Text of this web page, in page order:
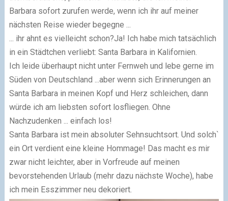
Barbara sofort zurufen werde, wenn ich ihr auf meiner
nächsten Reise wieder begegne ...
... ihr ahnt es vielleicht schon?Ja! Ich habe mich tatsächlich
in ein Städtchen verliebt: Santa Barbara in Kalifornien.
Ich leide überhaupt nicht unter Fernweh und lebe gerne im
Süden von Deutschland ...aber wenn sich Erinnerungen an
Santa Barbara in meinen Kopf und Herz schleichen, dann
würde ich am liebsten sofort losfliegen. Ohne
Nachzudenken ... einfach los!
Santa Barbara ist mein absoluter Sehnsuchtsort. Und solch`
ein Ort verdient eine kleine Hommage! Das macht es mir
zwar nicht leichter, aber in Vorfreude auf meinen
bevorstehenden Urlaub (mehr dazu nächste Woche), habe
ich mein Esszimmer neu dekoriert.